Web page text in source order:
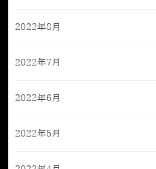
2022年8月
2022年7月
2022年6月
2022年5月